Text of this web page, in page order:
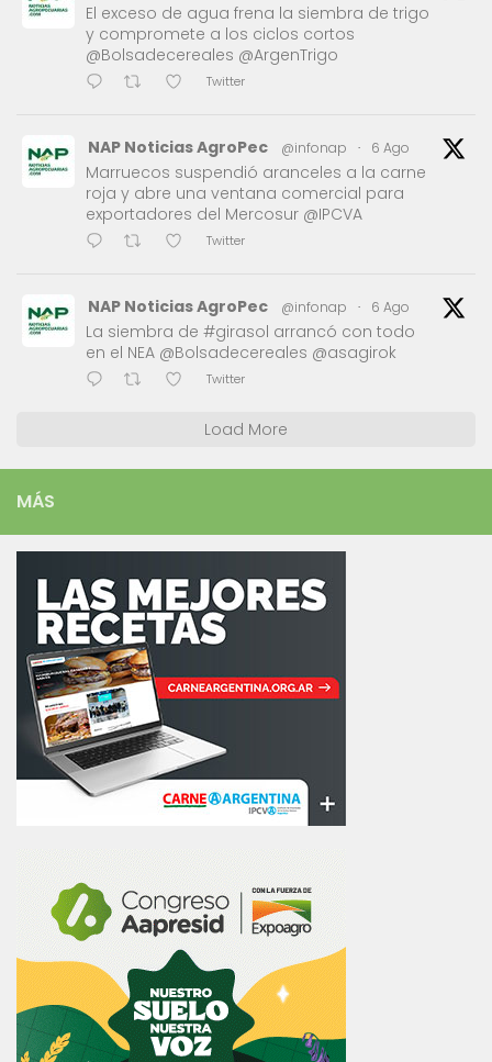
El exceso de agua frena la siembra de trigo
y compromete a los ciclos cortos
@Bolsadecereales @ArgenTrigo
Twitter
NAP Noticias AgroPec @infonap · 6 Ago
Marruecos suspendió aranceles a la carne
roja y abre una ventana comercial para
exportadores del Mercosur @IPCVA
Twitter
NAP Noticias AgroPec @infonap · 6 Ago
La siembra de #girasol arrancó con todo
en el NEA @Bolsadecereales @asagirok
Twitter
Load More
MÁS